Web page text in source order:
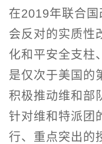
在2019年联合
会反对的实质性
化和平安全支柱
是仅次于美国的
积极推动维和部
针对维和特派团
行、重点突出的